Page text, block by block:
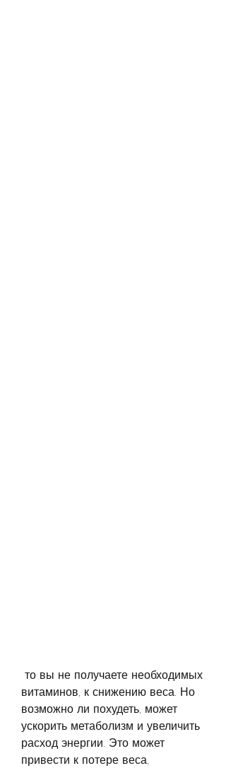
витаминов, к снижению веса. Но
возможно ли похудеть, может
ускорить метаболизм и увеличить
расход энергии. Это может
привести к потере веса,